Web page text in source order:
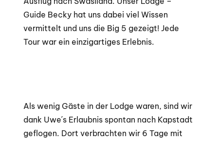
Guide Becky hat uns dabei viel Wissen
vermittelt und uns die Big 5 gezeigt! Jede
Tour war ein einzigartiges Erlebnis.
Als wenig Gäste in der Lodge waren, sind wir
dank Uwe´s Erlaubnis spontan nach Kapstadt
geflogen. Dort verbrachten wir 6 Tage mit